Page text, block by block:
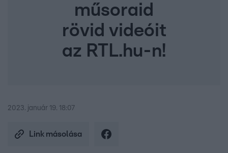
műsoraid
rövid videóit
az RTL.hu-n!
2023. január 19. 18:07
Link másolása